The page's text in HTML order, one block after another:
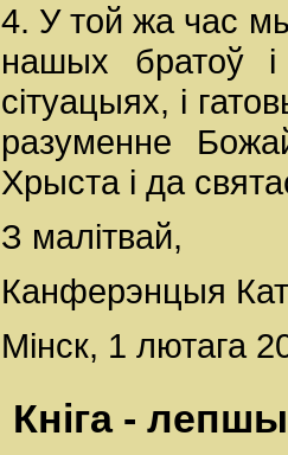
4. У той жа час
нашых братоў
сітуацыях, і
разуменне
Хрыста і да
З малітвай,
Канферэнцыя
Мінск, 1 лютага
Кніга -